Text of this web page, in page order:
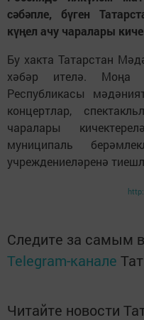
сәбәпле, бүген
күңел ачу чаралары
Бу хакта Татарстан
хәбәр ителә. Моңа
Республикасы
концертлар,
чаралары
муниципаль
учреждениеләренә
Следите за самым
Telegram-канале
Читайте новости